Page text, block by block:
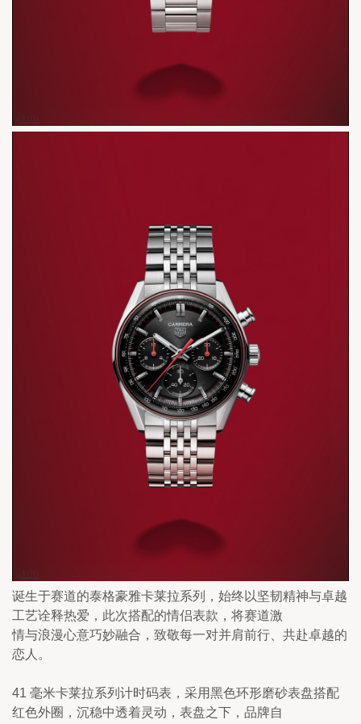
诞生于赛道的泰格豪雅卡莱拉系列，始终以坚韧精神与卓越
工艺诠释热爱，此次搭配的情侣表款，将赛道激
情与浪漫心意巧妙融合，致敬每一对并肩前行、共赴卓越的
恋人。
41 毫米卡莱拉系列计时码表，采用黑色环形磨砂表盘搭配
红色外圈，沉稳中透着灵动，表盘之下，品牌自